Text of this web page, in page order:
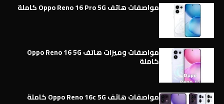
مواصفات هاتف Oppo Reno 16 Pro 5G كاملة
مواصفات وميزات هاتف Oppo Reno 16 5G
كاملة
مواصفات هاتف Oppo Reno 16c 5G كاملة